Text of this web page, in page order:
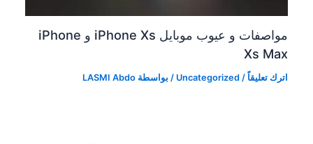
مواصفات و عيوب موبايل iPhone Xs و iPhone
Xs Max
اترك تعليقاً /
Uncategorized/ بواسطة LASMI Abdo